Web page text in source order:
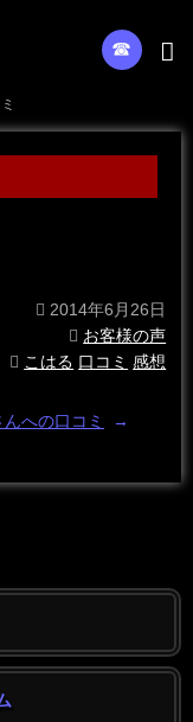
☎︎
2014年6月26日
お客様の声
こはる 口コミ 感想
への口コミ →